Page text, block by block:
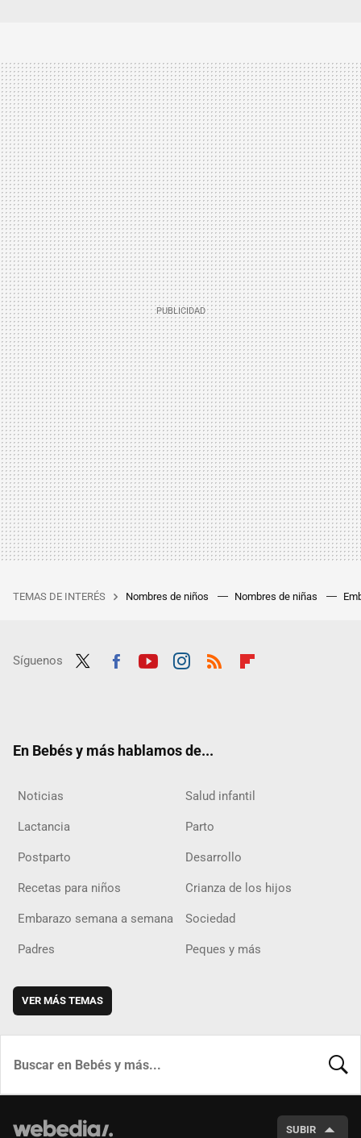
TEMAS DE INTERÉS Nombres de niños Nombres de niñas
Síguenos
En Bebés y más hablamos de...
Noticias Salud infantil
Lactancia Parto
Postparto Desarrollo
Recetas para niños Crianza de los hijos
Embarazo semana a semana Sociedad
Padres Peques y más
VER MÁS TEMAS
SUBIR